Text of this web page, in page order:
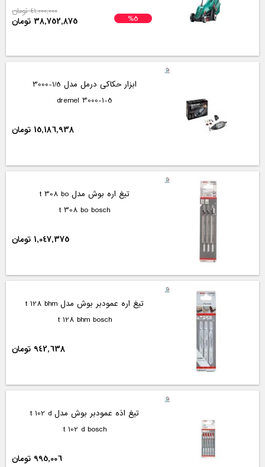
%5
41,000,000 تومان
38,752,875 تومان
ابزار حکاکی درمل مدل 1/5-3000
3000-1-5 dremel
15,186,938 تومان
تیغ اره بوش مدل t 308 bo
t 308 bo bosch
1,047,375 تومان
تیغ اره عمودبر بوش مدل t 128 bhm
t 128 bhm bosch
942,638 تومان
تیغ اذه عمودبر بوش مدل t 102 d
t 102 d bosch
995,006 تومان